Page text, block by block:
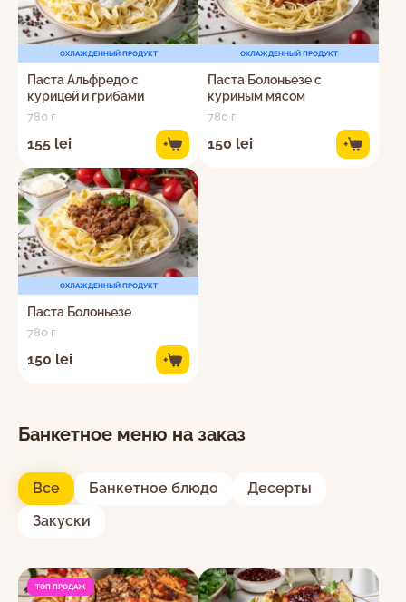
ОХЛАЖДЕННЫЙ ПРОДУКТ
Паста Альфредо с
курицей и грибами
780 г
155 lei +
ОХЛАЖДЕННЫЙ ПРОДУКТ
Паста Болоньезе с
куриным мясом
780 г
150 lei +
ОХЛАЖДЕННЫЙ ПРОДУКТ
Паста Болоньезе
780 г
150 lei +
Банкетное меню на заказ
Все Банкетное блюдо
Десерты
Закуски
ТОП ПРОДАЖ